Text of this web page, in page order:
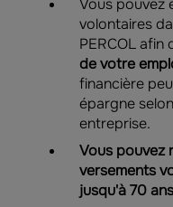
Vous pouvez
volontaires
PERCOL afin
de votre
financière
épargne
entreprise.
Vous pouvez
versements
jusqu'à 70